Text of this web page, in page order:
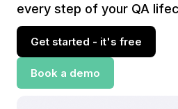
every step of your QA
Get started - it's free
Book a demo